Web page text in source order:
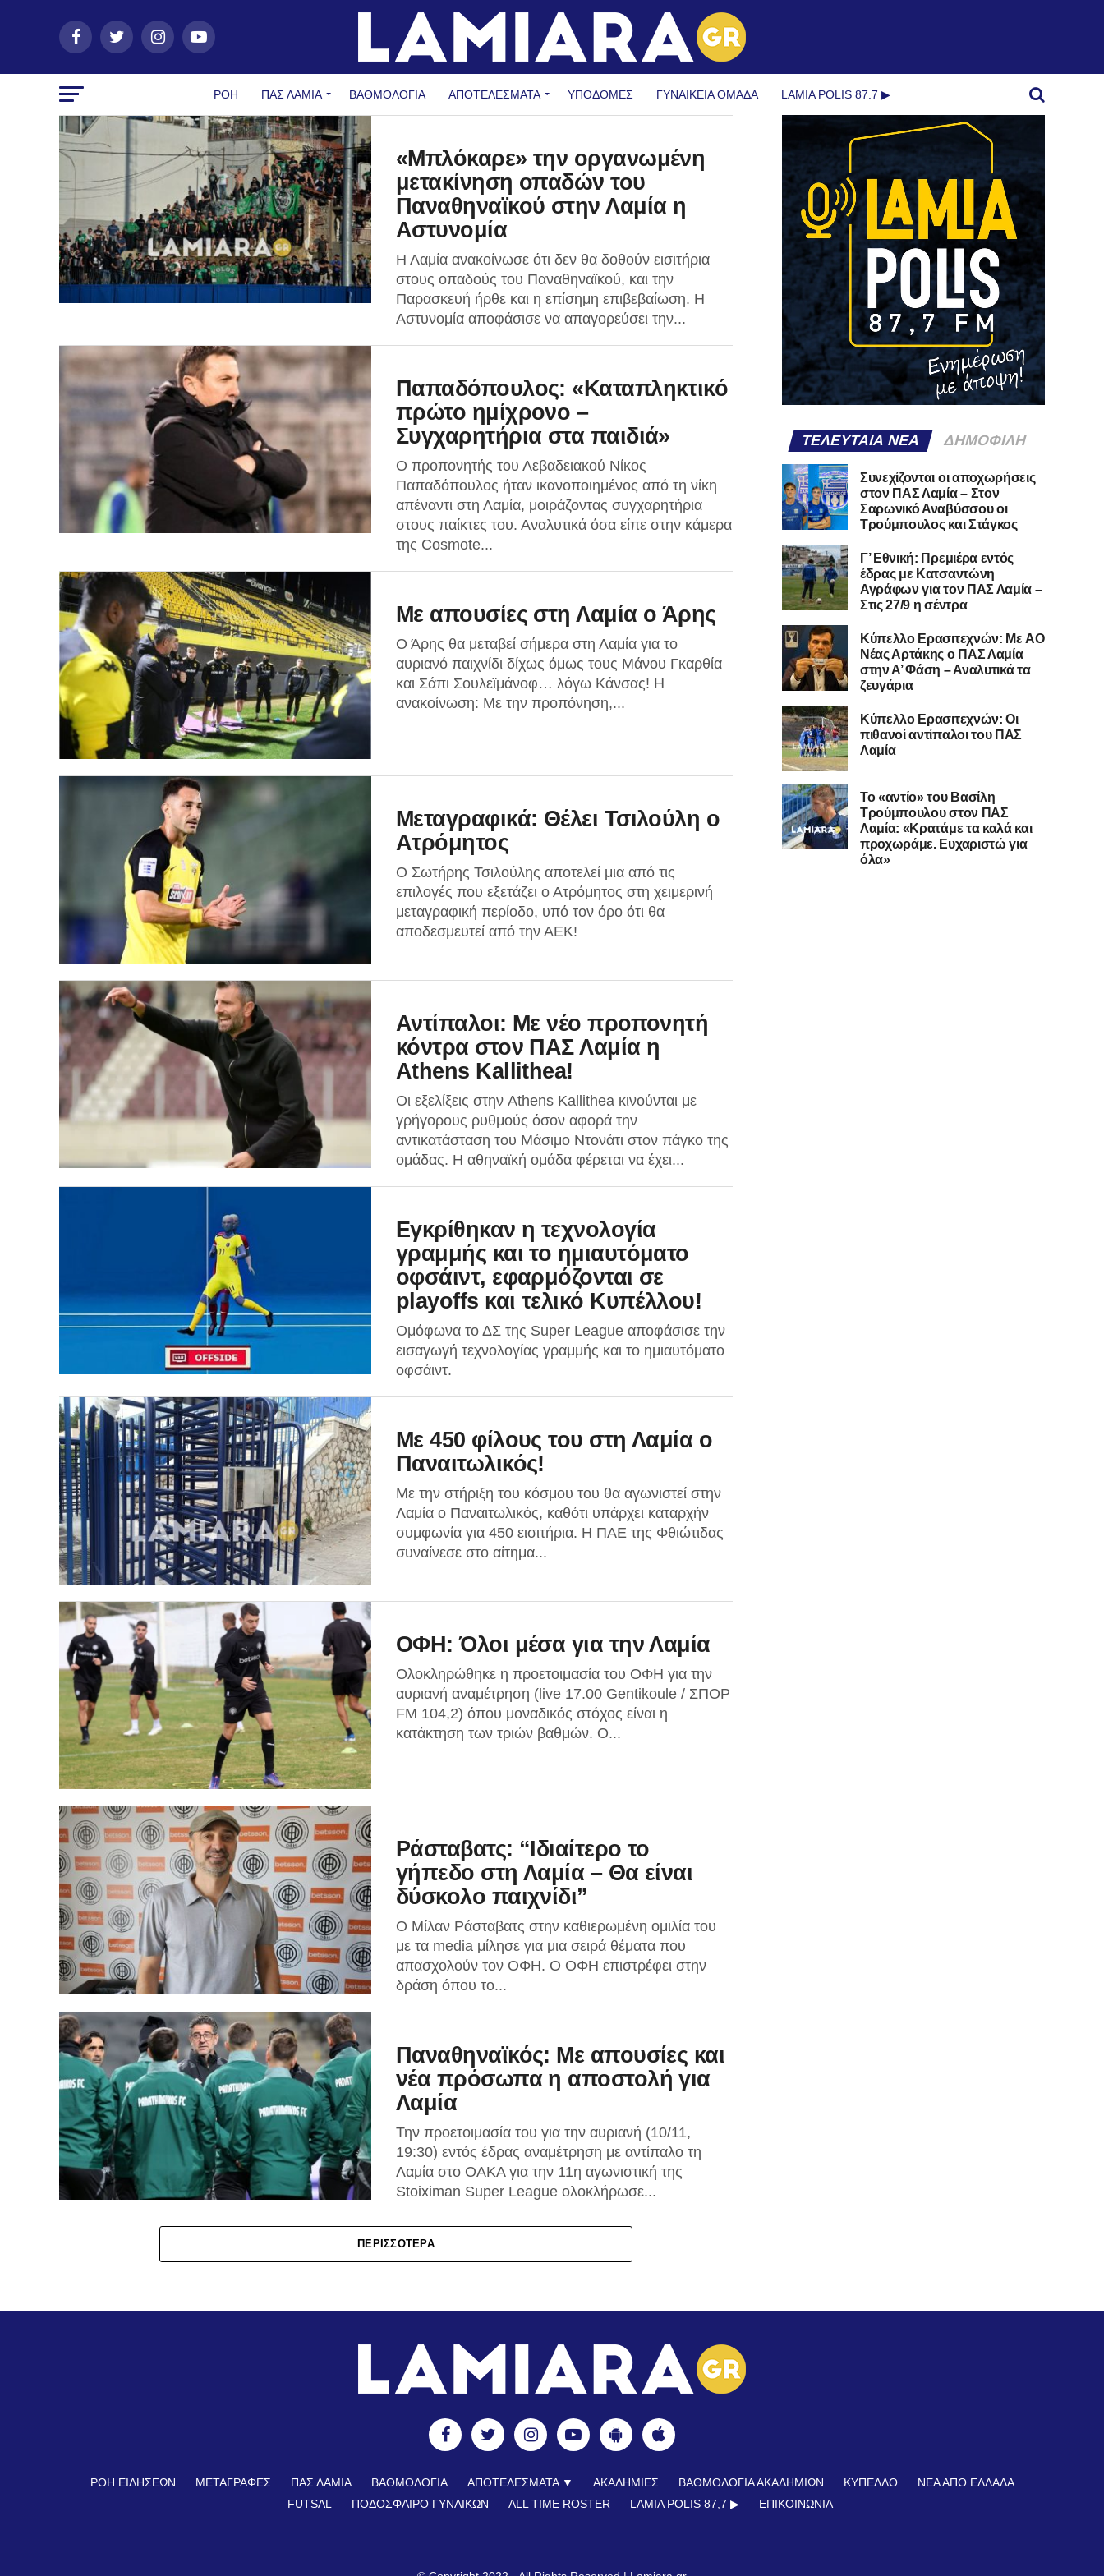
ΡΟΗ ΠΑΣ ΛΑΜΊΑ ΒΑΘΜΟΛΟΓΙΑ ΑΠΟΤΕΛΕΣΜΑΤΑ ΥΠΟΔΟΜΈΣ ΓΥΝΑΙΚΕΊΑ ΟΜΆΔΑ LAMIA POLIS 87.7 ▶︎
«Μπλόκαρε» την οργανωμένη
μετακίνηση οπαδών του
Παναθηναϊκού στην Λαμία η
Αστυνομία
Η Λαμία ανακοίνωσε ότι δεν θα δοθούν εισιτήρια
στους οπαδούς του Παναθηναϊκού, και την
Παρασκευή ήρθε και η επίσημη επιβεβαίωση. Η
Αστυνομία αποφάσισε να απαγορεύσει την...
Παπαδόπουλος: «Καταπληκτικό
πρώτο ημίχρονο –
Συγχαρητήρια στα παιδιά»
Ο προπονητής του Λεβαδειακού Νίκος
Παπαδόπουλος ήταν ικανοποιημένος από τη νίκη
απέναντι στη Λαμία, μοιράζοντας συγχαρητήρια
στους παίκτες του. Αναλυτικά όσα είπε στην κάμερα
της Cosmote...
Με απουσίες στη Λαμία ο Άρης
Ο Άρης θα μεταβεί σήμερα στη Λαμία για το
αυριανό παιχνίδι δίχως όμως τους Μάνου Γκαρθία
και Σάπι Σουλεϊμάνοφ… λόγω Κάνσας! Η
ανακοίνωση: Με την προπόνηση,...
Μεταγραφικά: Θέλει Τσιλούλη ο
Ατρόμητος
Ο Σωτήρης Τσιλούλης αποτελεί μια από τις
επιλογές που εξετάζει ο Ατρόμητος στη χειμερινή
μεταγραφική περίοδο, υπό τον όρο ότι θα
αποδεσμευτεί από την ΑΕΚ!
Αντίπαλοι: Με νέο προπονητή
κόντρα στον ΠΑΣ Λαμία η
Athens Kallithea!
Οι εξελίξεις στην Athens Kallithea κινούνται με
γρήγορους ρυθμούς όσον αφορά την
αντικατάσταση του Μάσιμο Ντονάτι στον πάγκο της
ομάδας. Η αθηναϊκή ομάδα φέρεται να έχει...
Εγκρίθηκαν η τεχνολογία
γραμμής και το ημιαυτόματο
οφσάιντ, εφαρμόζονται σε
playoffs και τελικό Κυπέλλου!
Ομόφωνα το ΔΣ της Super League αποφάσισε την
εισαγωγή τεχνολογίας γραμμής και το ημιαυτόματο
οφσάιντ.
Με 450 φίλους του στη Λαμία ο
Παναιτωλικός!
Με την στήριξη του κόσμου του θα αγωνιστεί στην
Λαμία ο Παναιτωλικός, καθότι υπάρχει καταρχήν
συμφωνία για 450 εισιτήρια. Η ΠΑΕ της Φθιώτιδας
συναίνεσε στο αίτημα...
ΟΦΗ: Όλοι μέσα για την Λαμία
Ολοκληρώθηκε η προετοιμασία του ΟΦΗ για την
αυριανή αναμέτρηση (live 17.00 Gentikoule / ΣΠΟΡ
FM 104,2) όπου μοναδικός στόχος είναι η
κατάκτηση των τριών βαθμών. Ο...
Ράσταβατς: “Ιδιαίτερο το
γήπεδο στη Λαμία – Θα είναι
δύσκολο παιχνίδι”
Ο Μίλαν Ράσταβατς στην καθιερωμένη ομιλία του
με τα media μίλησε για μια σειρά θέματα που
απασχολούν τον ΟΦΗ. Ο ΟΦΗ επιστρέφει στην
δράση όπου το...
Παναθηναϊκός: Με απουσίες και
νέα πρόσωπα η αποστολή για
Λαμία
Την προετοιμασία του για την αυριανή (10/11,
19:30) εντός έδρας αναμέτρηση με αντίπαλο τη
Λαμία στο ΟΑΚΑ για την 11η αγωνιστική της
Stoiximan Super League ολοκλήρωσε...
ΠΕΡΙΣΣΌΤΕΡΑ
ΤΕΛΕΥΤΑΊΑ ΝΈΑ ΔΗΜΟΦΙΛΉ
Συνεχίζονται οι αποχωρήσεις
στον ΠΑΣ Λαμία – Στον
Σαρωνικό Αναβύσσου οι
Τρούμπουλος και Στάγκος
Γ’ Εθνική: Πρεμιέρα εντός
έδρας με Κατσαντώνη
Αγράφων για τον ΠΑΣ Λαμία –
Στις 27/9 η σέντρα
Kύπελλο Ερασιτεχνών: Με AO
Nέας Αρτάκης ο ΠΑΣ Λαμία
στην Α’ Φάση – Αναλυτικά τα
ζευγάρια
Κύπελλο Ερασιτεχνών: Οι
πιθανοί αντίπαλοι του ΠΑΣ
Λαμία
Το «αντίο» του Βασίλη
Τρούμπουλου στον ΠΑΣ
Λαμία: «Κρατάμε τα καλά και
προχωράμε. Ευχαριστώ για
όλα»
ΡΟΗ ΕΙΔΗΣΕΩΝ ΜΕΤΑΓΡΑΦΕΣ ΠΑΣ ΛΑΜΙΑ ΒΑΘΜΟΛΟΓΙΑ ΑΠΟΤΕΛΕΣΜΑΤΑ ▼ ΑΚΑΔΗΜΙΕΣ ΒΑΘΜΟΛΟΓΙΑ ΑΚΑΔΗΜΙΩΝ ΚΥΠΕΛΛΟ
ΝΕΑ ΑΠΟ ΕΛΛΑΔΑ
FUTSAL
ΠΟΔΟΣΦΑΙΡΟ ΓΥΝΑΙΚΩΝ ALL TIME ROSTER LAMIA POLIS 87,7 ▶︎ ΕΠΙΚΟΙΝΩΝΊΑ